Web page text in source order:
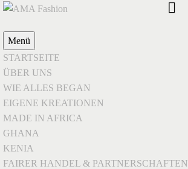
Menü
STARTSEITE
ÜBER UNS
WIE ALLES BEGAN
EIGENE KREATIONEN
MADE IN AFRICA
GHANA
KENIA
FAIRER HANDEL & PARTNERSCHAFTEN